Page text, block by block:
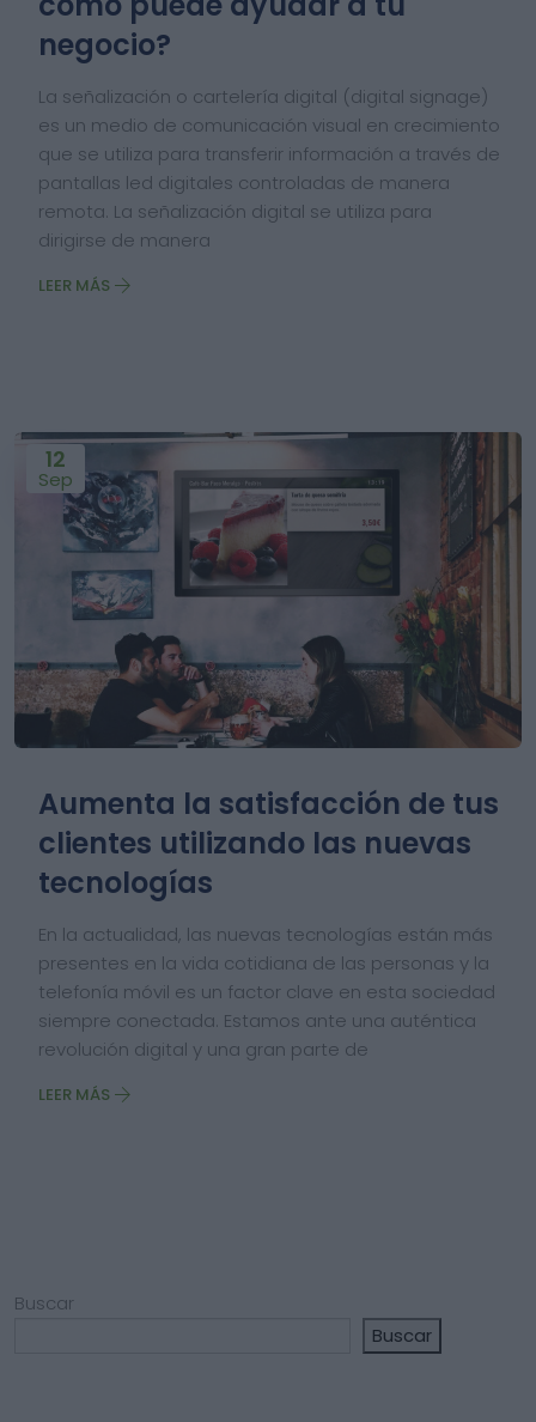
negocio?
La señalización o cartelería digital (digital signage)
es un medio de comunicación visual en crecimiento
que se utiliza para transferir información a través de
pantallas led digitales controladas de manera
remota. La señalización digital se utiliza para
dirigirse de manera
LEER MÁS
12
Sep
Aumenta la satisfacción de tus
clientes utilizando las nuevas
tecnologías
En la actualidad, las nuevas tecnologías están más
presentes en la vida cotidiana de las personas y la
telefonía móvil es un factor clave en esta sociedad
siempre conectada. Estamos ante una auténtica
revolución digital y una gran parte de
LEER MÁS
Buscar
Buscar